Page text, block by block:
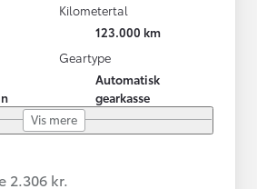
Kilometertal
123.000 km
Geartype
Automatisk
gearkasse
Vis mere
2.306 kr.